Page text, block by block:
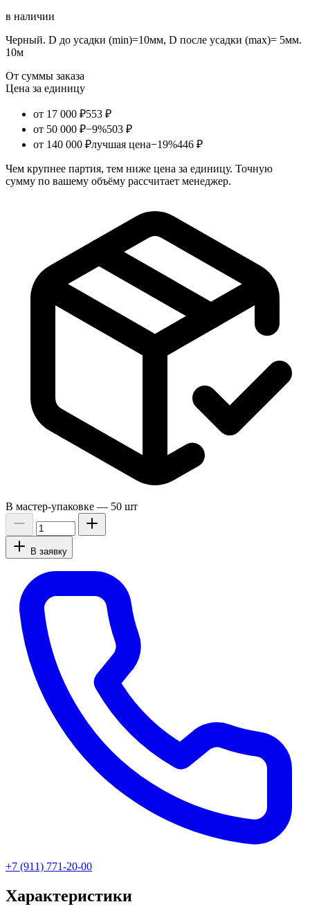
в наличии
Черный. D до усадки (min)=10мм, D после усадки (max)= 5мм.
10м
От суммы заказа
Цена за единицу
от 17 000 ₽553 ₽
от 50 000 ₽−9%503 ₽
от 140 000 ₽лучшая цена−19%446 ₽
Чем крупнее партия, тем ниже цена за единицу. Точную
сумму по вашему объёму рассчитает менеджер.
В мастер-упаковке — 50 шт
В заявку
+7 (911) 771-20-00
Характеристики